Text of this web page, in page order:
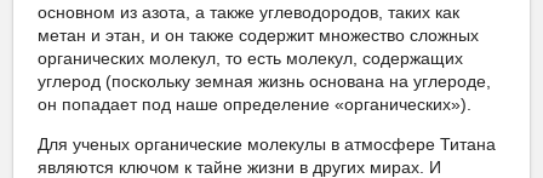
основном из азота, а также углеводородов, таких как
метан и этан, и он также содержит множество сложных
органических молекул, то есть молекул, содержащих
углерод (поскольку земная жизнь основана на углероде,
он попадает под наше определение «органических»).
Для ученых органические молекулы в атмосфере Титана
являются ключом к тайне жизни в других мирах. И